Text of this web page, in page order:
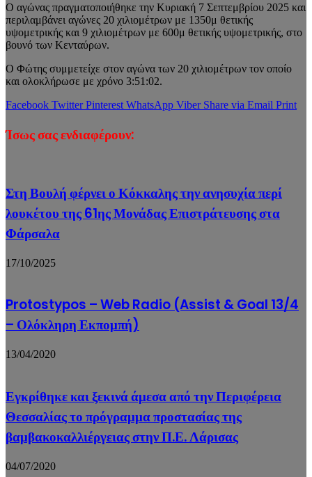
Ο αγώνας πραγματοποιήθηκε την Κυριακή 7 Σεπτεμβρίου 2025 και
περιλαμβάνει αγώνες 20 χιλιομέτρων με 1350μ θετικής
υψομετρικής και 9 χιλιομέτρων με 600μ θετικής υψομετρικής, στο
βουνό των Κενταύρων.
Ο Φώτης συμμετείχε στον αγώνα των 20 χιλιομέτρων τον οποίο
και ολοκλήρωσε με χρόνο 3:51:02.
Facebook Twitter Pinterest WhatsApp Viber Share via Email Print
Ίσως σας ενδιαφέρουν:
Στη Βουλή φέρνει ο Κόκκαλης την ανησυχία περί
λουκέτου της 61ης Μονάδας Επιστράτευσης στα
Φάρσαλα
17/10/2025
Protostypos – Web Radio (Assist & Goal 13/4
– Ολόκληρη Εκπομπή)
13/04/2020
Εγκρίθηκε και ξεκινά άμεσα από την Περιφέρεια
Θεσσαλίας το πρόγραμμα προστασίας της
βαμβακοκαλλιέργειας στην Π.Ε. Λάρισας
04/07/2020